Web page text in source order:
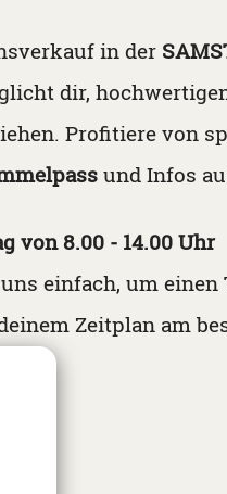
in der
dir,
Profitiere von
und Infos
von 8.00 - 14.00 Uhr
uns einfach, um einen
Zeitplan am